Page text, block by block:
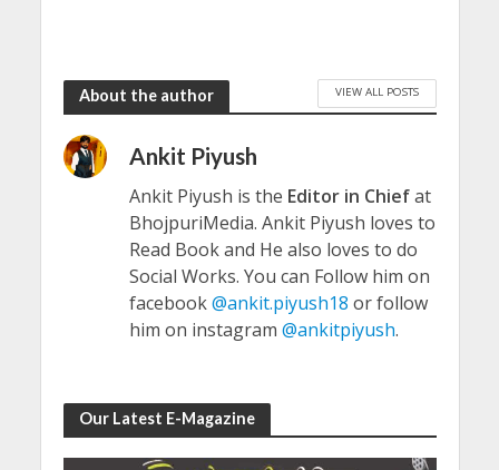
About the author VIEW ALL POSTS
Ankit Piyush
Ankit Piyush is the Editor in Chiefat
BhojpuriMedia. Ankit Piyush loves to
Read Book and He also loves to do
Social Works. You can Follow him on
facebook@ankit.piyush18 or follow
him on instagram @ankitpiyush.
Our Latest E-Magazine